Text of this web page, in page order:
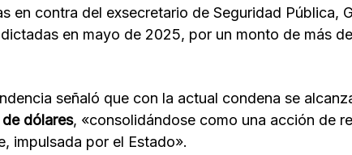
en contra del exsecretario de Seguridad Pública,
en mayo de 2025, por un monto de más
señaló que con la actual condena se
dólares, «consolidándose como una acción de
impulsada por el Estado».